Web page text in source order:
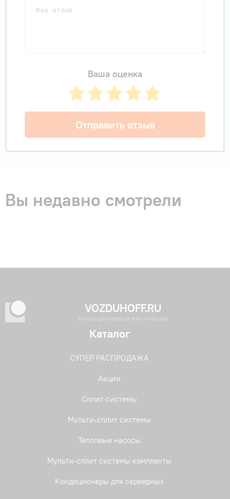
Ваша оценка
Отправить отзыв
Вы недавно смотрели
VOZDUHOFF.RU
Кондиционеры и вентиляция
Каталог
СУПЕР РАСПРОДАЖА
Акции
Сплит-системы
Мульти-сплит системы
Тепловые насосы
Мульти-сплит системы комплекты
Кондиционеры для серверных